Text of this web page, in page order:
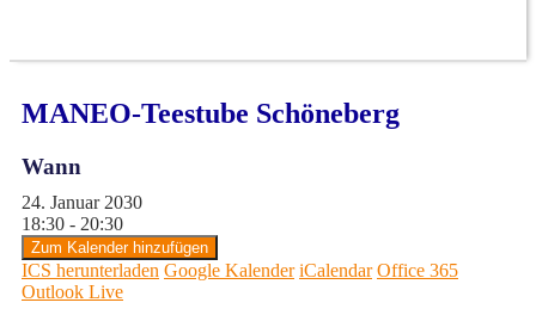
MANEO-Teestube Schöneberg
Wann
24. Januar 2030
18:30 - 20:30
Zum Kalender hinzufügen
ICS herunterladen Google Kalender iCalendar Office 365
Outlook Live